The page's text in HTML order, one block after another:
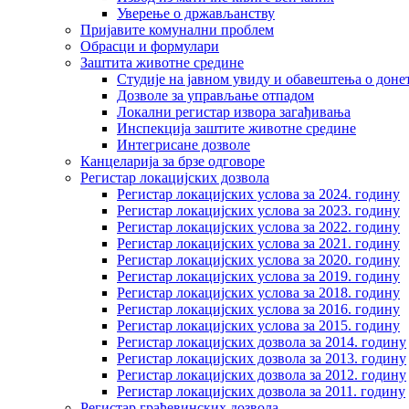
Уверење о држављанству
Пријавите комунални проблем
Обрасци и формулари
Заштита животне средине
Студије на јавном увиду и обавештења о
Дозволе за управљање отпадом
Локални регистар извора загађивања
Инспекција заштите животне средине
Интегрисане дозволе
Канцеларија за брзе одговоре
Регистар локацијских дозвола
Регистар локацијских услова за 2024. годину
Регистар локацијских услова за 2023. годину
Регистар локацијских услова за 2022. годину
Регистар локацијских услова за 2021. годину
Регистар локацијских услова за 2020. годину
Регистар локацијских услова за 2019. годину
Регистар локацијских услова за 2018. годину
Регистар локацијских услова за 2016. годину
Регистар локацијских услова за 2015. годину
Регистар локацијских дозвола за 2014. годину
Регистар локацијских дозвола за 2013. годину
Регистар локацијских дозвола за 2012. годину
Регистар локацијских дозвола за 2011. годину